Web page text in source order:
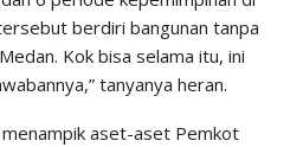
berdiri bangunan tanpa
Kok bisa selama itu, ini
tanyanya heran.
aset-aset Pemkot